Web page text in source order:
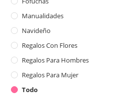
Manualidades
Navideño
Regalos Con Flores
Regalos Para Hombres
Regalos Para Mujer
Todo